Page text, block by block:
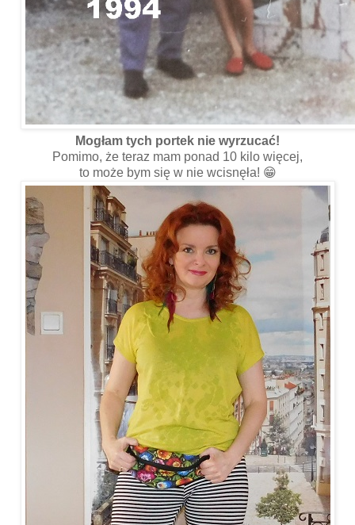
Mogłam tych portek nie wyrzucać!
Pomimo, że teraz mam ponad 10 kilo więcej,
to może bym się w nie wcisnęła! 😁